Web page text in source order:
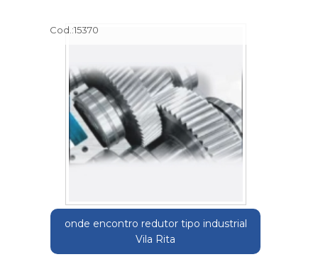
Cod.:15370
onde encontro redutor tipo industrial
Vila Rita